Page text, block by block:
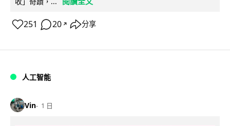
251 20 ↗ 分享
人工智能
Vin 1 日